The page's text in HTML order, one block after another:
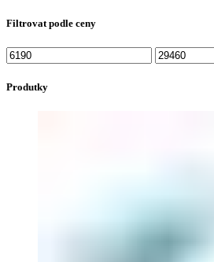
Filtrovat podle ceny
Produtky